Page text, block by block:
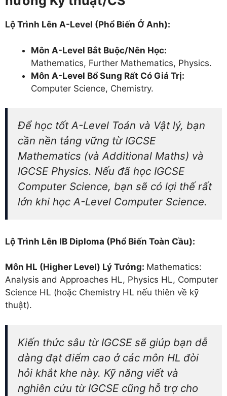
Lộ Trình Lên A-Level (Phổ Biến Ở Anh):
Môn A-Level Bắt Buộc/Nên Học:
Mathematics, Further Mathematics, Physics.
Môn A-Level Bổ Sung Rất Có Giá Trị:
Computer Science, Chemistry.
Để học tốt A-Level Toán và Vật lý, bạn
cần nền tảng vững từ IGCSE
Mathematics (và Additional Maths) và
IGCSE Physics. Nếu đã học IGCSE
Computer Science, bạn sẽ có lợi thế rất
lớn khi học A-Level Computer Science.
Lộ Trình Lên IB Diploma (Phổ Biến Toàn Cầu):
Môn HL (Higher Level) Lý Tưởng: Mathematics:
Analysis and Approaches HL, Physics HL, Computer
Science HL (hoặc Chemistry HL nếu thiên về kỹ
thuật).
Kiến thức sâu từ IGCSE sẽ giúp bạn dễ
dàng đạt điểm cao ở các môn HL đòi
hỏi khắt khe này. Kỹ năng viết và
nghiên cứu từ IGCSE cũng hỗ trợ cho